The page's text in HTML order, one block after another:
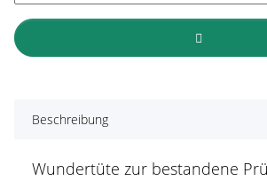
Beschreibung
Wundertüte zur bestandene